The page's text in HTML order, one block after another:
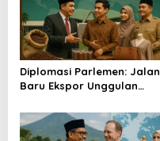
i
p
o
s
Diplomasi Parlemen: Jalan
Baru Ekspor Unggulan